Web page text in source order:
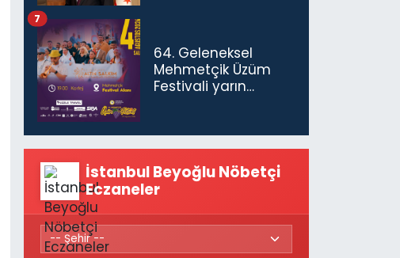
64. Geleneksel
Mehmetçik Üzüm
Festivali yarın
7
İstanbul Beyoğlu Nöbetçi
Eczaneler